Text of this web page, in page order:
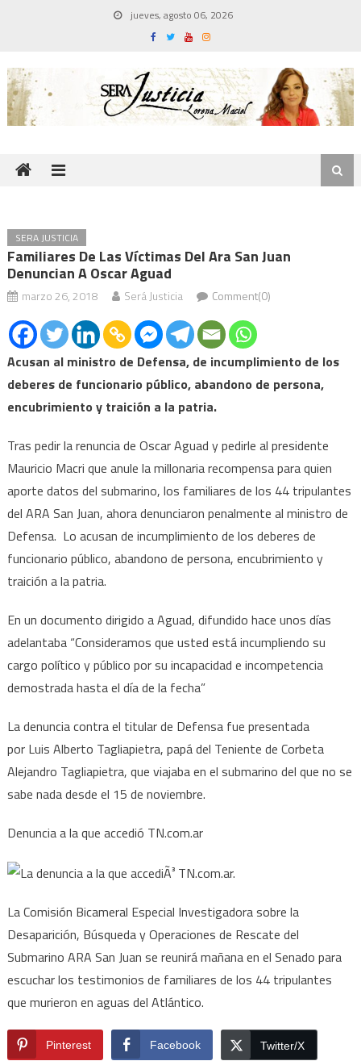
jueves, agosto 06, 2026
SERA JUSTICIA
Familiares De Las Víctimas Del Ara San Juan
Denuncian A Oscar Aguad
marzo 26, 2018 Será Justicia Comment(0)
Acusan al ministro de Defensa, de incumplimiento de los
deberes de funcionario público, abandono de persona,
encubrimiento y traición a la patria.
Tras pedir la renuncia de Oscar Aguad y pedirle al presidente
Mauricio Macri que anule la millonaria recompensa para quien
aporte datos del submarino, los familiares de los 44 tripulantes
del ARA San Juan, ahora denunciaron penalmente al ministro de
Defensa. Lo acusan de incumplimiento de los deberes de
funcionario público, abandono de persona, encubrimiento y
traición a la patria.
En un documento dirigido a Aguad, difundido hace unos días
adelantaba “Consideramos que usted está incumpliendo su
cargo político y público por su incapacidad e incompetencia
demostrada hasta el día de la fecha”
La denuncia contra el titular de Defensa fue presentada
por Luis Alberto Tagliapietra, papá del Teniente de Corbeta
Alejandro Tagliapietra, que viajaba en el submarino del que no se
sabe nada desde el 15 de noviembre.
Denuncia a la que accedió TN.com.ar
La Comisión Bicameral Especial Investigadora sobre la
Desaparición, Búsqueda y Operaciones de Rescate del
Submarino ARA San Juan se reunirá mañana en el Senado para
escuchar los testimonios de familiares de los 44 tripulantes
que murieron en aguas del Atlántico.
Pinterest Facebook Twitter/X